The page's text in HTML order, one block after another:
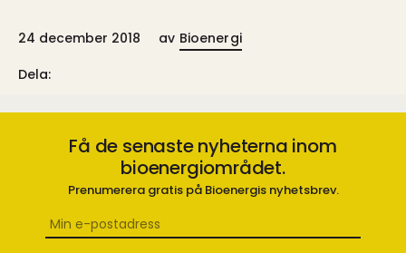
24 december 2018 av Bioenergi
Dela:
Få de senaste nyheterna inom
bioenergiområdet.
Prenumerera gratis på Bioenergis nyhetsbrev.